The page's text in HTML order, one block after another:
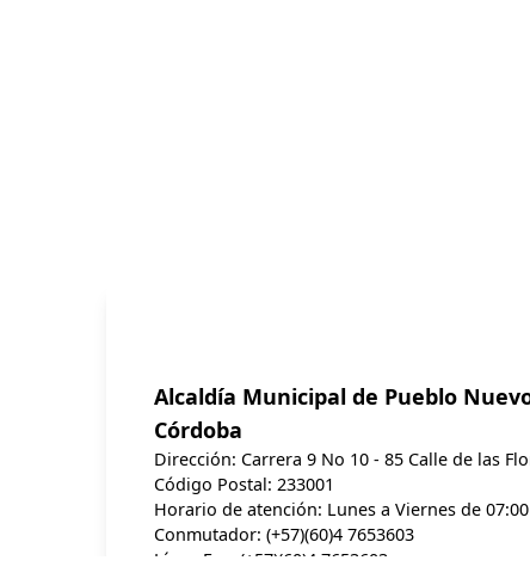
Alcaldía Municipal de Pueblo
Córdoba
Dirección: Carrera 9 No 10 - 85 Calle de las
Código Postal: 233001
Horario de atención: Lunes a Viernes de
Conmutador: (+57)(60)4 7653603
Línea Fax: (+57)(60)4 7653603